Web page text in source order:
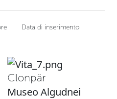
Data di inserimento
Clonpär
Museo Algudnei